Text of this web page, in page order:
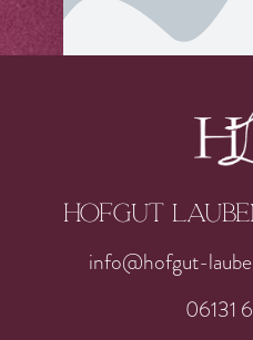
Hofgut
info@hofgut-
06131